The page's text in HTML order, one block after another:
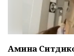
Амина